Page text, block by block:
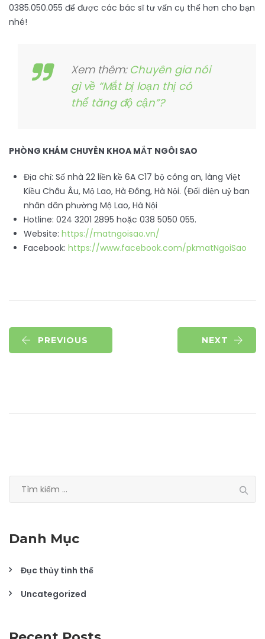
0385.050.055 để được các bác sĩ tư vấn cụ thể hơn cho bạn
nhé!
Xem thêm: Chuyên gia nói
gì về “Mắt bị loạn thị có
thể tăng độ cận”?
PHÒNG KHÁM CHUYÊN KHOA MẮT NGÔI SAO
Địa chỉ: Số nhà 22 liền kề 6A C17 bộ công an, làng Việt
Kiều Châu Âu, Mộ Lao, Hà Đông, Hà Nội. (Đối diện uỷ ban
nhân dân phường Mộ Lao, Hà Nội
Hotline: 024 3201 2895 hoặc 038 5050 055.
Website: https://matngoisao.vn/
Facebook: https://www.facebook.com/pkmatNgoiSao
PREVIOUS NEXT
Danh Mục
Đục thủy tinh thể
Uncategorized